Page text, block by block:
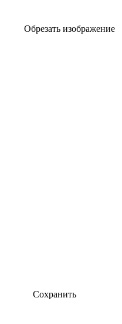
Обрезать изображение
Сохранить